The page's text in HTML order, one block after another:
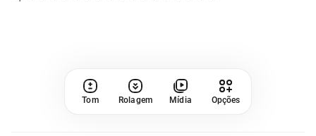
Tom Rolagem Mídia Opções